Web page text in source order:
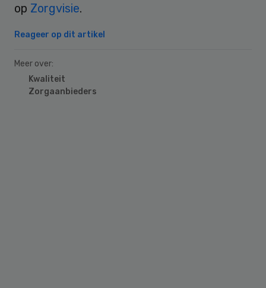
op Zorgvisie.
Reageer op dit artikel
Meer over:
Kwaliteit
Zorgaanbieders